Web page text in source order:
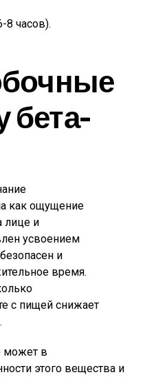
8 часов).
бета-
как ощущение
лице и
усвоением
и
время.
с пищей снижает
может в
этого вещества и